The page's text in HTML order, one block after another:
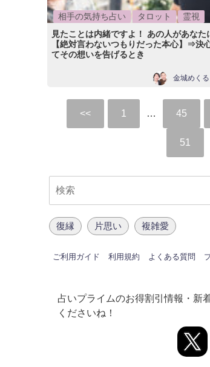
相手の気持ち占い タロット
霊視
見たことは内緒ですよ！ あの人があなた
【絶対言わないつもりだった本心】⇒決
てその想いを告げるとき
金城めく
1 … 45
51
復縁 片思い 複雑愛
ご利用ガイド 利用規約 よくある質問
占いプライムのお得割引情報・新
くださいね！